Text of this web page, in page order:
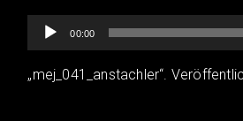
Audio-
Player
00:00
„mej_041_anstachler“.